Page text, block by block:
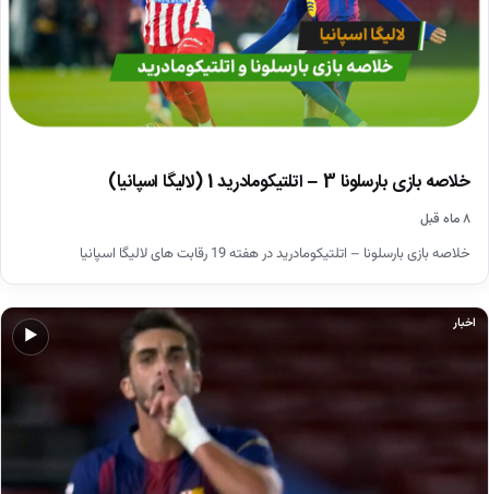
خلاصه بازی بارسلونا 3 – اتلتیکومادرید 1 (لالیگا اسپانیا)
۸ ماه قبل
خلاصه بازی بارسلونا – اتلتیکومادرید در هفته 19 رقابت های لالیگا اسپانیا
▶
اخبار